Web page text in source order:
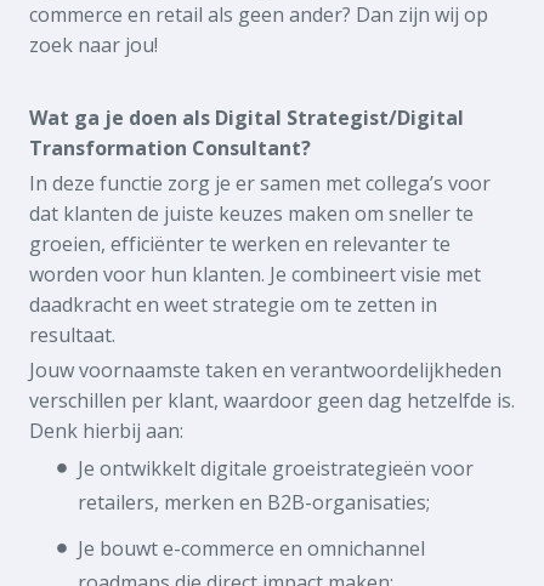
commerce en retail als geen ander? Dan zijn wij op
zoek naar jou!
Wat ga je doen als Digital Strategist/Digital
Transformation Consultant?
In deze functie zorg je er samen met collega’s voor
dat klanten de juiste keuzes maken om sneller te
groeien, efficiënter te werken en relevanter te
worden voor hun klanten. Je combineert visie met
daadkracht en weet strategie om te zetten in
resultaat.
Jouw voornaamste taken en verantwoordelijkheden
verschillen per klant, waardoor geen dag hetzelfde is.
Denk hierbij aan:
Je ontwikkelt digitale groeistrategieën voor
retailers, merken en B2B-organisaties;
Je bouwt e-commerce en omnichannel